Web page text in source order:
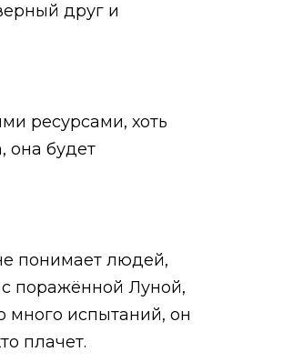
друг и
ресурсами, хоть
она будет
понимает людей,
поражённой Луной,
много испытаний, он
плачет.